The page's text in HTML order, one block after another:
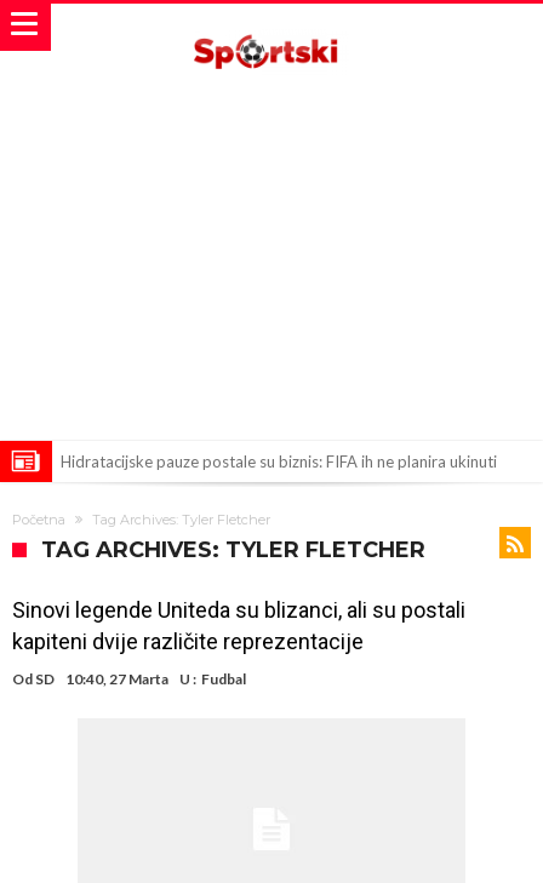
Hidratacijske pauze postale su biznis: FIFA ih ne planira ukinuti
Atletika?!
Ovo se Novaku nikad nije dešavalo: Sinner i Alcaraz odustaju, a
novac od UEFA
Mourinho uvodi strogu disciplinu u Real Madrid. Ovo su tri nova
Početna Tag Archives: Tyler Fletcher
TAG ARCHIVES: TYLER FLETCHER
Sinovi legende Uniteda su blizanci, ali su postali
kapiteni dvije različite reprezentacije
Od SD 10:40, 27 Marta U : Fudbal